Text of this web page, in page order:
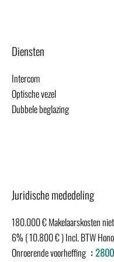
Diensten
Intercom
Optische vezel
Dubbele beglazing
Juridische mededeling
180.000 € Makelaarskosten
6% ( 10.800 € ) Incl. BTW
Onroerende voorheffing